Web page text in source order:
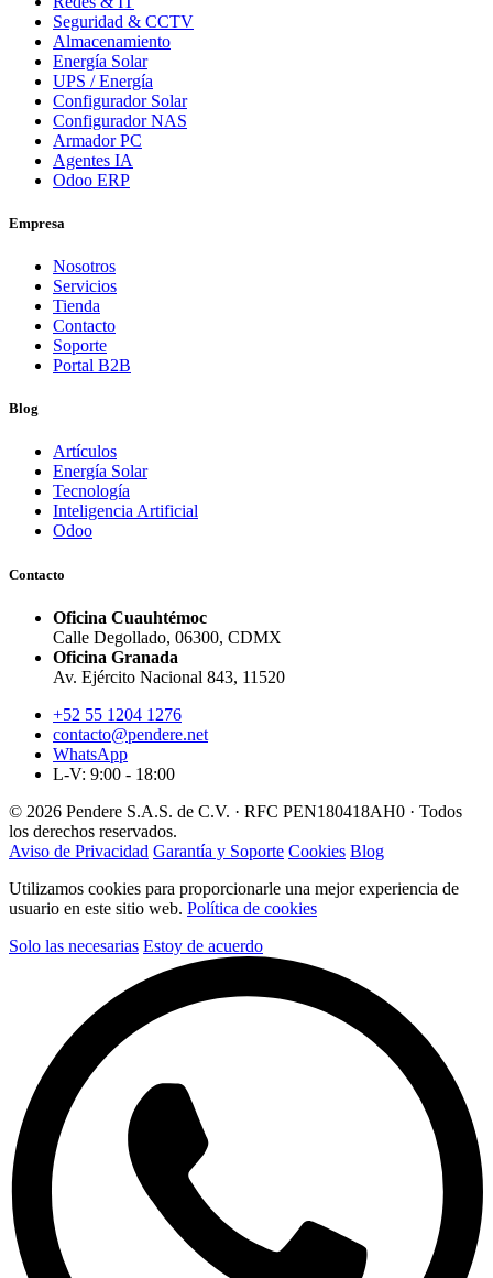
Seguridad & CCTV
Almacenamiento
Energía Solar
UPS / Energía
Configurador Solar
Configurador NAS
Armador PC
Agentes IA
Odoo ERP
Empresa
Nosotros
Servicios
Tienda
Contacto
Soporte
Portal B2B
Blog
Artículos
Energía Solar
Tecnología
Inteligencia Artificial
Odoo
Contacto
Oficina Cuauhtémoc
Calle Degollado, 06300, CDMX
Oficina Granada
Av. Ejército Nacional 843, 11520
+52 55 1204 1276
contacto@pendere.net
WhatsApp
L-V: 9:00 - 18:00
© 2026 Pendere S.A.S. de C.V. · RFC PEN180418AH0 · Todos
los derechos reservados.
Aviso de Privacidad Garantía y Soporte Cookies Blog
Utilizamos cookies para proporcionarle una mejor experiencia de
usuario en este sitio web. Política de cookies
Solo las necesarias Estoy de acuerdo